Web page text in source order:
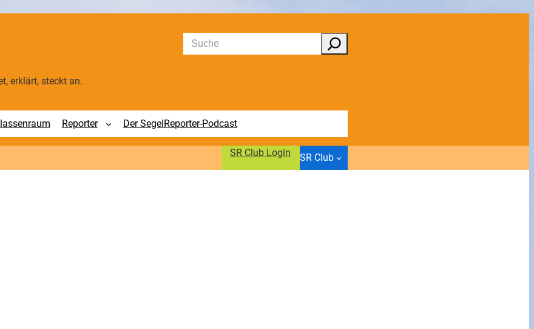
Suchen
erklärt, steckt an.
Reporter Der SegelReporter-Podcast
SR Club Login SR Club